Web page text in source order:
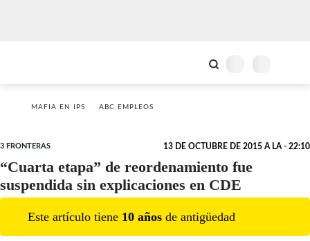
MAFIA EN IPS ABC EMPLEOS
3 FRONTERAS 13 DE OCTUBRE DE 2015 A LA - 22:10
“Cuarta etapa” de reordenamiento fue
suspendida sin explicaciones en CDE
Este artículo tiene 10 años de antigüedad